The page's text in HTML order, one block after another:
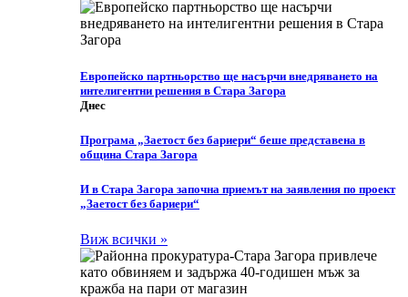
Европейско партньорство ще насърчи внедряването на
интелигентни решения в Стара Загора
Днес
Програма „Заетост без бариери“ беше представена в
община Стара Загора
И в Стара Загора започна приемът на заявления по проект
„Заетост без бариери“
Виж всички »